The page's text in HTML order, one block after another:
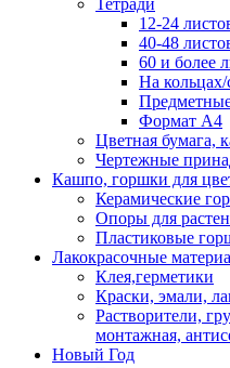
Тетради
12-24
40-48
60 и более
На
Формат А4
Цветная бумага,
Чертежные
Кашпо, горшки для
Керамические
Опоры для
Пластиковые
Лакокрасочные
Клея,герметики
Краски, эмали,
Растворители,
монтажная,
Новый Год